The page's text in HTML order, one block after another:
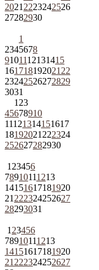
2021 2223242526
27282930
1
2345678
9101112131415
161718192021 22
23242526272829
3031
1 23
45678910
11121314151617
18192021 222324
252627282930
1 23456
78910111213
14151617181920
21 222324252627
28293031
1 23456
78910111213
14151617181920
21 222324252627